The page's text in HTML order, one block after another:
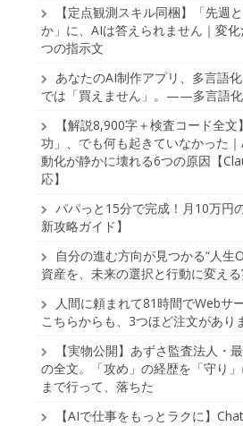
【定点観測スキル同梱】「先週
か」に、AIは答えられません｜変
つの指示文
あなたのAI制作アプリ、多言語
では「買えません」。——多言語
【解説8,900字＋検査コード全
功」、でも何も起きていなかった
動化が静かに壊れる6つの原因【
応】
パパっと15分で完成！月10万円
新攻略ガイド】
自分の進む方向が見つかる“人生
資産を、未来の選択と行動に変える
人間に頼まれて81時間でWebサ
こちらからも、3つほど注文があり
【実物公開】あずさ監査法人・
の全文。「攻め」の経歴を「守り
まで行って、落ちた
【AIで仕事をもっとラクに】